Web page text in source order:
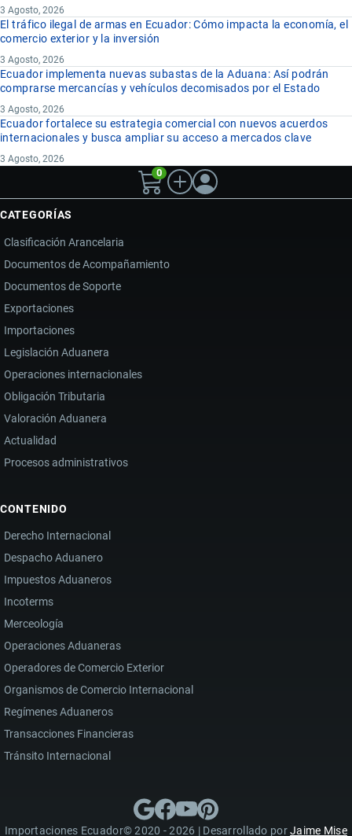
3 Agosto, 2026
El tráfico ilegal de armas en Ecuador: Cómo impacta la economía, el
comercio exterior y la inversión
3 Agosto, 2026
Ecuador implementa nuevas subastas de la Aduana: Así podrán
comprarse mercancías y vehículos decomisados por el Estado
3 Agosto, 2026
Ecuador fortalece su estrategia comercial con nuevos acuerdos
internacionales y busca ampliar su acceso a mercados clave
3 Agosto, 2026
0
CATEGORÍAS
Clasificación Arancelaria
Documentos de Acompañamiento
Documentos de Soporte
Exportaciones
Importaciones
Legislación Aduanera
Operaciones internacionales
Obligación Tributaria
Valoración Aduanera
Actualidad
Procesos administrativos
CONTENIDO
Derecho Internacional
Despacho Aduanero
Impuestos Aduaneros
Incoterms
Merceología
Operaciones Aduaneras
Operadores de Comercio Exterior
Organismos de Comercio Internacional
Regímenes Aduaneros
Transacciones Financieras
Tránsito Internacional
Importaciones Ecuador© 2020 - 2026 | Desarrollado porJaime Mise